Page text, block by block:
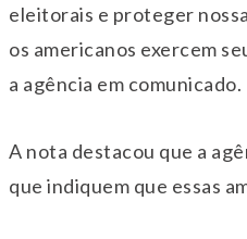
eleitorais e proteger
os americanos exercem
a agência em comunicado.
A nota destacou que a
que indiquem que essas